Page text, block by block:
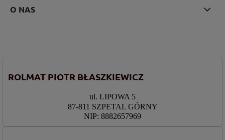
O NAS
ROLMAT PIOTR BŁASZKIEWICZ
ul. LIPOWA 5
87-811 SZPETAL GÓRNY
NIP: 8882657969